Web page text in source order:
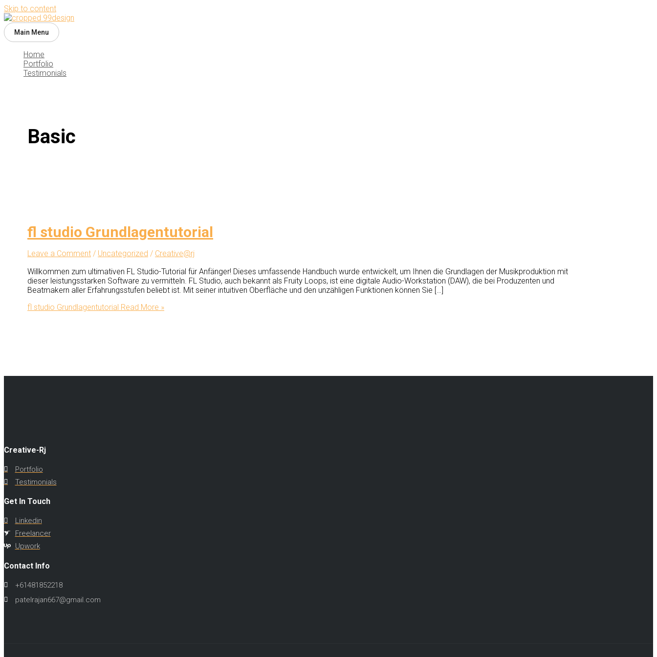
Skip to content
Main Menu
Home
Portfolio
Testimonials
Basic
fl studio Grundlagentutorial
Leave a Comment / Uncategorized / Creative@rj
Willkommen zum ultimativen FL Studio-Tutorial für Anfänger! Dieses umfassende Handbuch wurde entwickelt, um Ihnen die Grundlagen der Musikproduktion mit
dieser leistungsstarken Software zu vermitteln. FL Studio, auch bekannt als Fruity Loops, ist eine digitale Audio-Workstation (DAW), die bei Produzenten und
Beatmakern aller Erfahrungsstufen beliebt ist. Mit seiner intuitiven Oberfläche und den unzähligen Funktionen können Sie […]
fl studio Grundlagentutorial Read More »
Creative-Rj
Portfolio
Testimonials
Get In Touch
Linkedin
Freelancer
Upwork
Contact Info
+61481852218
patelrajan667@gmail.com